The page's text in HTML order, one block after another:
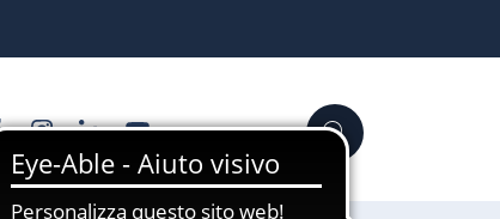
FacebookInstagram
LinkedinYouTube Cerca